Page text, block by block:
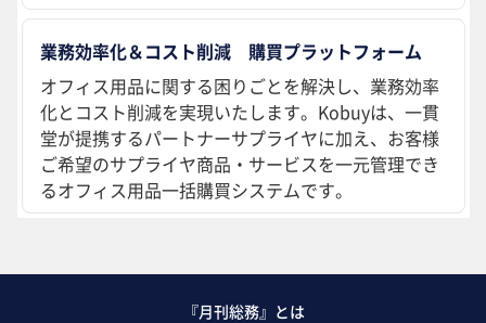
業務効率化＆コスト削減 購買プラットフォーム
オフィス用品に関する困りごとを解決し、業務効率
化とコスト削減を実現いたします。Kobuyは、一貫
堂が提携するパートナーサプライヤに加え、お客様
ご希望のサプライヤ商品・サービスを一元管理でき
るオフィス用品一括購買システムです。
『月刊総務』とは